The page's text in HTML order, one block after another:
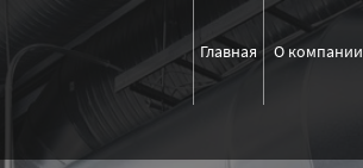
Главная О компании